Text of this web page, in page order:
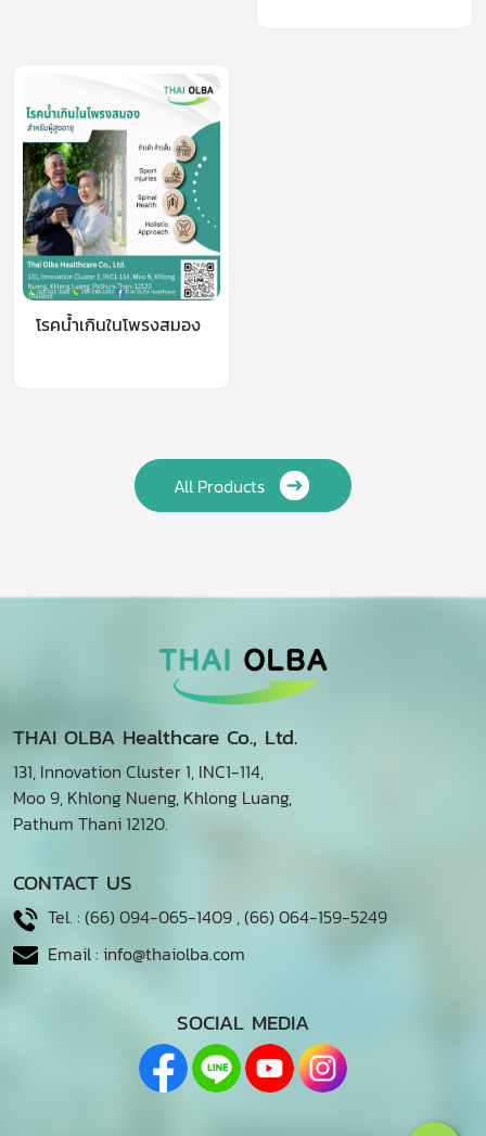
โรคน้ำเกินในโพรงสมอง
All Products
THAI OLBA Healthcare Co., Ltd.
131, Innovation Cluster 1, INC1-114,
Moo 9, Khlong Nueng, Khlong Luang,
Pathum Thani 12120.
CONTACT US
Tel. : (66) 094-065-1409 ,(66) 064-159-5249
Email : info@thaiolba.com
SOCIAL MEDIA